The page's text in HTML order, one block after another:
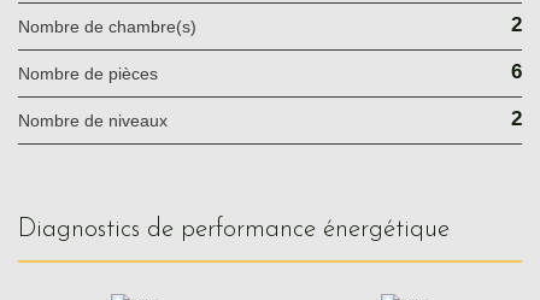
Nombre de chambre(s) 2
Nombre de pièces 6
Nombre de niveaux 2
diagnostics de performance énergétique